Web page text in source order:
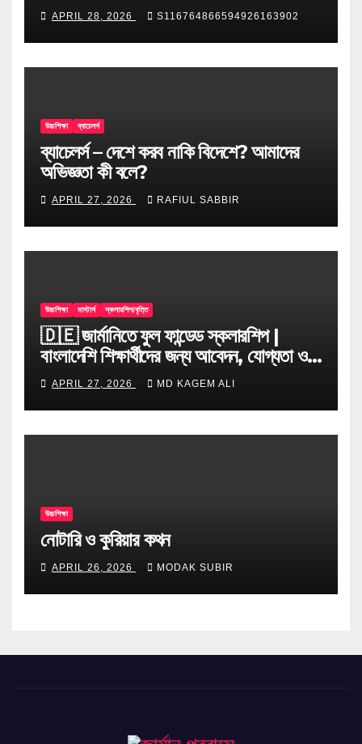
APRIL 28, 2026 S116764866594926163902
উচ্চশিক্ষা ব্যাচেলর্স
ব্যাচেলর্স – দেশে করব নাকি বিদেশে? আমাদের
অভিজ্ঞতা কী বলে?
APRIL 27, 2026 RAFIUL SABBIR
উচ্চশিক্ষা মাস্টার্স স্কলারশিপ/বৃত্তি
🇩🇪 জার্মানিতে ফুল ফান্ডেড স্কলারশিপ |
বাংলাদেশি শিক্ষার্থীদের জন্য আবেদন, যোগ্যতা ও
টিপস
APRIL 27, 2026 MD KAGEM ALI
উচ্চশিক্ষা
নোটারি ও কুরিয়ার কথন
APRIL 26, 2026 MODAK SUBIR